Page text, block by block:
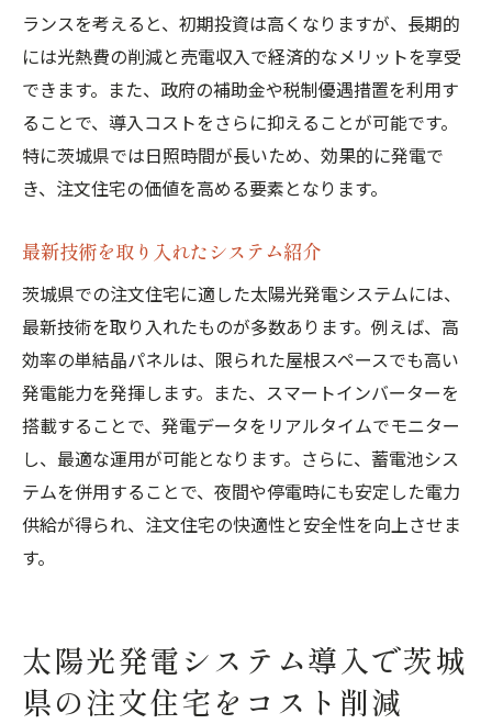
ランスを考えると、初期投資は高くなりますが、長期的
には光熱費の削減と売電収入で経済的なメリットを享受
できます。また、政府の補助金や税制優遇措置を利用す
ることで、導入コストをさらに抑えることが可能です。
特に茨城県では日照時間が長いため、効果的に発電で
き、注文住宅の価値を高める要素となります。
最新技術を取り入れたシステム紹介
茨城県での注文住宅に適した太陽光発電システムには、
最新技術を取り入れたものが多数あります。例えば、高
効率の単結晶パネルは、限られた屋根スペースでも高い
発電能力を発揮します。また、スマートインバーターを
搭載することで、発電データをリアルタイムでモニター
し、最適な運用が可能となります。さらに、蓄電池シス
テムを併用することで、夜間や停電時にも安定した電力
供給が得られ、注文住宅の快適性と安全性を向上させま
す。
太陽光発電システム導入で茨城
県の注文住宅をコスト削減